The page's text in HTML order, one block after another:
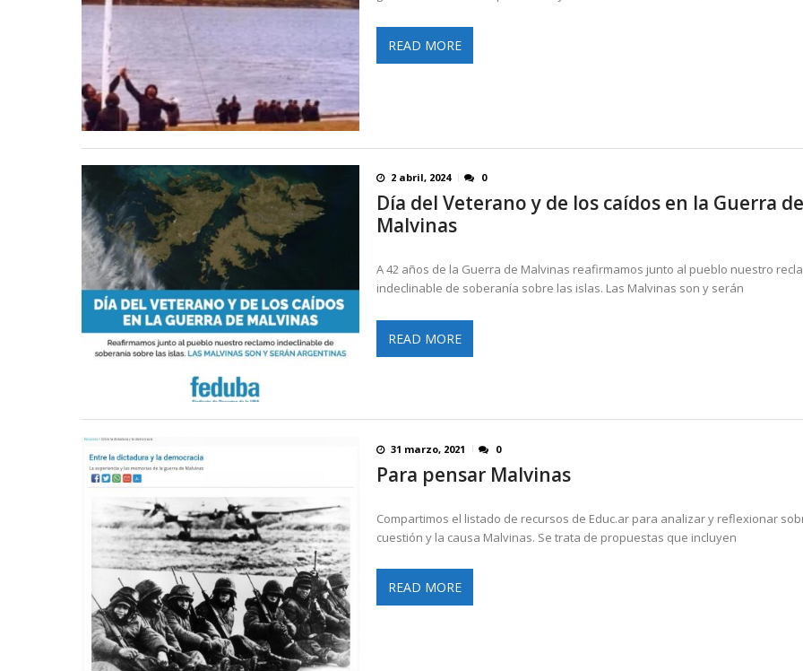
READ MORE
2 abril, 2024 0
Día del Veterano y de los caídos en la Guerra de
Malvinas
A 42 años de la Guerra de Malvinas reafirmamos junto al pueblo nuestro
indeclinable de soberanía sobre las islas. Las Malvinas son y serán
READ MORE
31 marzo, 2021 0
Para pensar Malvinas
Compartimos el listado de recursos de Educ.ar para analizar y reflexionar
cuestión y la causa Malvinas. Se trata de propuestas que incluyen
READ MORE